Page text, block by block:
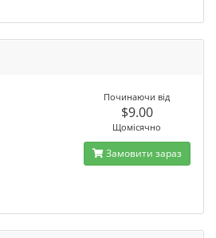
Починаючи від
$9.00
Щомісячно
Замовити зараз